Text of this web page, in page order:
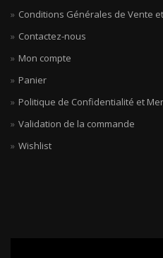
Conditions Générales de Vente
Contactez-nous
Mon compte
Panier
Politique de Confidentialité et
Validation de la commande
Wishlist